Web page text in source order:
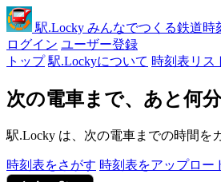
駅.Locky みんなでつくる鉄道時
ログイン ユーザー登録
トップ 駅.Lockyについて 時刻表リス
次の電車まで、あと何
駅.Locky は、次の電車までの時間を
時刻表をさがす 時刻表をアップロー